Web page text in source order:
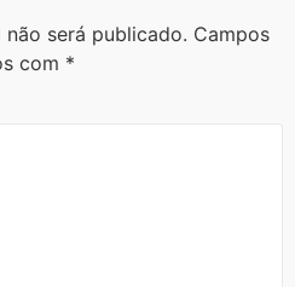
será publicado. Campos
com *